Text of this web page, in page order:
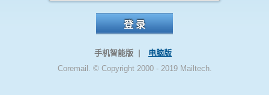
登 录
手机智能版 |
电脑版
Coremail. © Copyright 2000 - 2019 Mailtech.